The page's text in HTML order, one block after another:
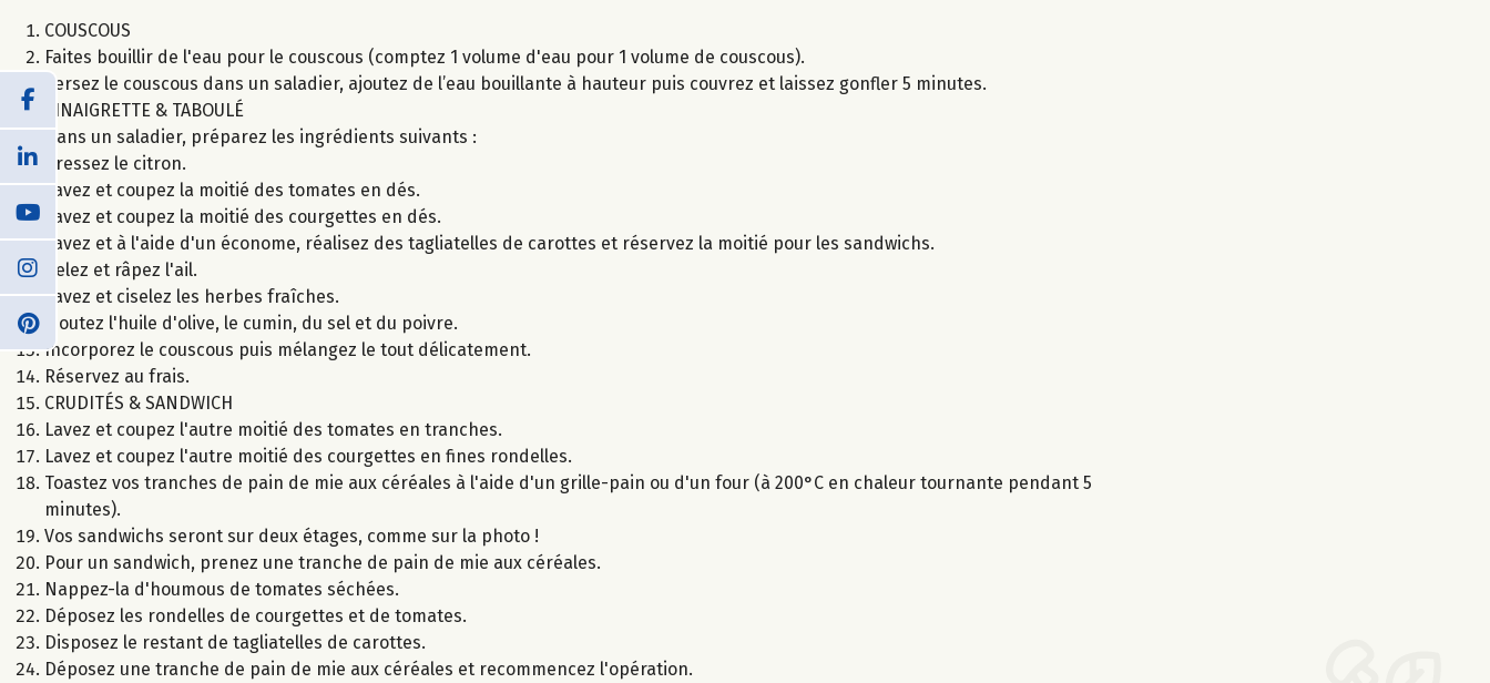
COUSCOUS
Faites bouillir de l'eau pour le couscous (comptez 1 volume d'eau pour 1 volume de couscous).
Versez le couscous dans un saladier, ajoutez de l’eau bouillante à hauteur puis couvrez et laissez gonfler 5 minutes.
VINAIGRETTE & TABOULÉ
Dans un saladier, préparez les ingrédients suivants :
Pressez le citron.
Lavez et coupez la moitié des tomates en dés.
Lavez et coupez la moitié des courgettes en dés.
Lavez et à l'aide d'un économe, réalisez des tagliatelles de carottes et réservez la moitié pour les sandwichs.
Pelez et râpez l'ail.
Lavez et ciselez les herbes fraîches.
Ajoutez l'huile d'olive, le cumin, du sel et du poivre.
Incorporez le couscous puis mélangez le tout délicatement.
Réservez au frais.
CRUDITÉS & SANDWICH
Lavez et coupez l'autre moitié des tomates en tranches.
Lavez et coupez l'autre moitié des courgettes en fines rondelles.
Toastez vos tranches de pain de mie aux céréales à l'aide d'un grille-pain ou d'un four (à 200°C en chaleur tournante pendant 5
minutes).
Vos sandwichs seront sur deux étages, comme sur la photo !
Pour un sandwich, prenez une tranche de pain de mie aux céréales.
Nappez-la d'houmous de tomates séchées.
Déposez les rondelles de courgettes et de tomates.
Disposez le restant de tagliatelles de carottes.
Déposez une tranche de pain de mie aux céréales et recommencez l'opération.